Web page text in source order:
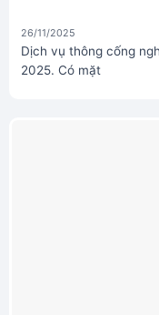
26/11/2025
Dịch vụ thông cống
2025. Có mặt